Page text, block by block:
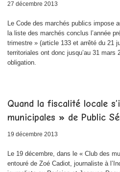
27 décembre 2013
Le Code des marchés publics impose
la liste des marchés conclus l’année
trimestre » (article 133 et arrêté du 21
territoriales ont donc jusqu’au 31 mars
obligation.
Quand la fiscalité locale
municipales » de Public
19 décembre 2013
Le 19 décembre, dans le « Club des
entouré de Zoé Cadiot, journaliste à